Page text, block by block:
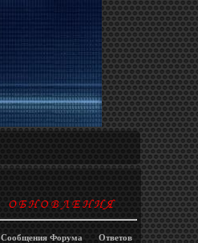
Сообщения Форума
Ответов